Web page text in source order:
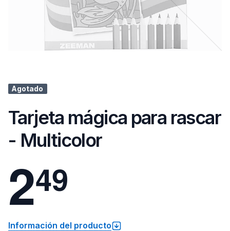
Agotado
Tarjeta mágica para rascar
- Multicolor
249
Información del producto